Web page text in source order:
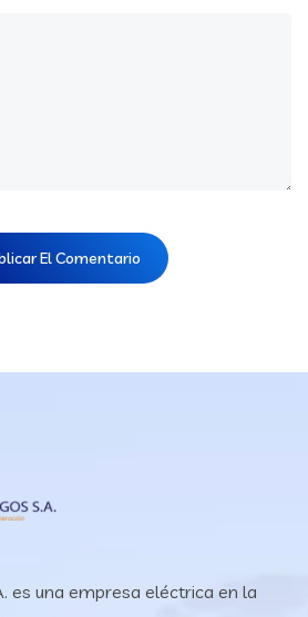
es una empresa eléctrica en la